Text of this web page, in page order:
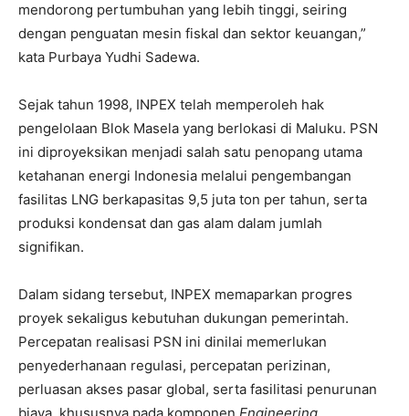
mendorong pertumbuhan yang lebih tinggi, seiring
dengan penguatan mesin fiskal dan sektor keuangan,”
kata Purbaya Yudhi Sadewa.
Sejak tahun 1998, INPEX telah memperoleh hak
pengelolaan Blok Masela yang berlokasi di Maluku. PSN
ini diproyeksikan menjadi salah satu penopang utama
ketahanan energi Indonesia melalui pengembangan
fasilitas LNG berkapasitas 9,5 juta ton per tahun, serta
produksi kondensat dan gas alam dalam jumlah
signifikan.
Dalam sidang tersebut, INPEX memaparkan progres
proyek sekaligus kebutuhan dukungan pemerintah.
Percepatan realisasi PSN ini dinilai memerlukan
penyederhanaan regulasi, percepatan perizinan,
perluasan akses pasar global, serta fasilitasi penurunan